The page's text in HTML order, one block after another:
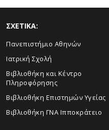
ΣΧΕΤΙΚΑ:
Πανεπιστήμιο Αθηνών
Ιατρική Σχολή
Βιβλιοθήκη και Κέντρο
Πληροφόρησης
Βιβλιοθήκη Επιστημών Υγείας
Βιβλιοθήκη ΓΝΑ Ιπποκράτειο